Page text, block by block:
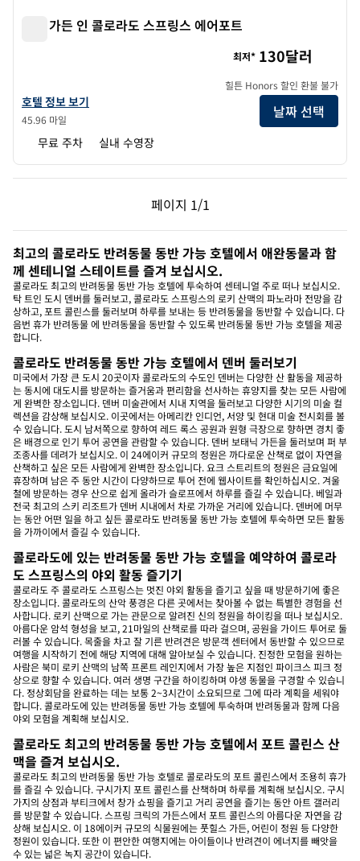
힐튼 가든 인 콜로라도 스프링스 에어포트
힐튼 가든 인 콜로라도 스프링스 에어포트의 호텔 정보 보기
호텔 정보 보기
45.96 마일
최저* 130달러
힐튼 Honors 할인 환불 불가
날짜 선택
무료 주차 실내 수영장
페이지 1/1
이전 페이지, 1/1
페이지 1/1
최고의 콜로라도 반려동물 동반 가능 호텔에서 애완동물과 함
께 센테니얼 스테이트를 즐겨 보십시오.
콜로라도 최고의 반려동물 동반 가능 호텔에 투숙하여 센테니얼 주로 떠나 보십시오.
탁 트인 도시 덴버를 둘러보고, 콜로라도 스프링스의 로키 산맥의 파노라마 전망을 감
상하고, 포트 콜린스를 둘러보며 하루를 보내는 등 반려동물을 동반할 수 있습니다. 다
음번 휴가 반려동물 에 반려동물을 동반할 수 있도록 반려동물 동반 가능 호텔을 제공
합니다.
콜로라도 반려동물 동반 가능 호텔에서 덴버 둘러보기
미국에서 가장 큰 도시 20곳이자 콜로라도의 수도인 덴버는 다양한 산 활동을 제공하
는 동시에 대도시를 방문하는 즐거움과 편리함을 선사하는 휴양지를 찾는 모든 사람에
게 완벽한 장소입니다. 덴버 미술관에서 시내 지역을 둘러보고 다양한 시기의 미술 컬
렉션을 감상해 보십시오. 이곳에서는 아메리칸 인디언, 서양 및 현대 미술 전시회를 볼
수 있습니다. 도시 남서쪽으로 향하여 레드 록스 공원과 원형 극장으로 향하면 경치 좋
은 배경으로 인기 투어 공연을 관람할 수 있습니다. 덴버 보태닉 가든을 둘러보며 퍼 부
조종사를 데려가 보십시오. 이 24에이커 규모의 정원은 까다로운 산책로 없이 자연을
산책하고 싶은 모든 사람에게 완벽한 장소입니다. 요크 스트리트의 정원은 금요일에
휴장하며 남은 주 동안 시간이 다양하므로 투어 전에 웹사이트를 확인하십시오. 겨울
철에 방문하는 경우 산으로 쉽게 올라가 슬로프에서 하루를 즐길 수 있습니다. 베일과
전국 최고의 스키 리조트가 덴버 시내에서 차로 가까운 거리에 있습니다. 덴버에 머무
는 동안 어떤 일을 하고 싶든 콜로라도 반려동물 동반 가능 호텔에 투숙하면 모든 활동
을 가까이에서 즐길 수 있습니다.
콜로라도에 있는 반려동물 동반 가능 호텔을 예약하여 콜로라
도 스프링스의 야외 활동 즐기기
콜로라도 주 콜로라도 스프링스는 멋진 야외 활동을 즐기고 싶을 때 방문하기에 좋은
장소입니다. 콜로라도의 산악 풍경은 다른 곳에서는 찾아볼 수 없는 특별한 경험을 선
사합니다. 로키 산맥으로 가는 관문으로 알려진 신의 정원을 하이킹을 떠나 보십시오.
아름다운 암석 형성을 보고, 21마일의 산책로를 따라 걸으며, 공원을 가이드 투어로 둘
러볼 수 있습니다. 목줄을 차고 잘 기른 반려견은 방문객 센터에서 동반할 수 있으므로
여행을 시작하기 전에 해당 지역에 대해 알아보실 수 있습니다. 진정한 모험을 원하는
사람은 북미 로키 산맥의 남쪽 프론트 레인지에서 가장 높은 지점인 파이크스 피크 정
상으로 향할 수 있습니다. 여러 생명 구간을 하이킹하며 야생 동물을 구경할 수 있습니
다. 정상회담을 완료하는 데는 보통 2~3시간이 소요되므로 그에 따라 계획을 세워야
합니다. 콜로라도에 있는 반려동물 동반 가능 호텔에 투숙하며 반려동물과 함께 다음
야외 모험을 계획해 보십시오.
콜로라도 최고의 반려동물 동반 가능 호텔에서 포트 콜린스 산
맥을 즐겨 보십시오.
콜로라도 최고의 반려동물 동반 가능 호텔로 콜로라도의 포트 콜린스에서 조용히 휴가
를 즐길 수 있습니다. 구시가지 포트 콜린스를 산책하며 하루를 계획해 보십시오. 구시
가지의 상점과 부티크에서 창가 쇼핑을 즐기고 거리 공연을 즐기는 동안 아트 갤러리
를 방문할 수 있습니다. 스프링 크릭의 가든스에서 포트 콜린스의 아름다운 자연을 감
상해 보십시오. 이 18에이커 규모의 식물원에는 풋힐스 가든, 어린이 정원 등 다양한
정원이 있습니다. 또한 이 편안한 여행지에는 아이들이나 반려견이 에너지를 빼앗을
수 있는 넓은 녹지 공간이 있습니다.